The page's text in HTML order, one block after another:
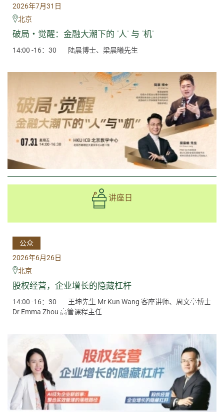
2026年7月31日
北京
破局・觉醒：金融大潮下的 "人" 与 "机"
14:00 -16：30 陆晨博士、梁晨曦先生
讲座日
公众
2026年6月26日
北京
股权经营，企业增长的隐藏杠杆
14:00 -16：30
王坤先生 Mr Kun Wang 客座讲师、周文亭博士
Dr Emma Zhou 高管课程主任